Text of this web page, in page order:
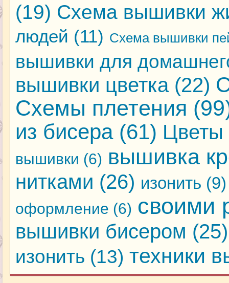
(19) Схема вышивки
людей (11) Схема вышивки
вышивки для
вышивки цветка(22)
Схемы плетения
из бисера(61) Цветы
вышивки (6) вышивка
нитками (26) изонить (9)
оформление (6) своими
вышивки бисером (25)
изонить (13) техники